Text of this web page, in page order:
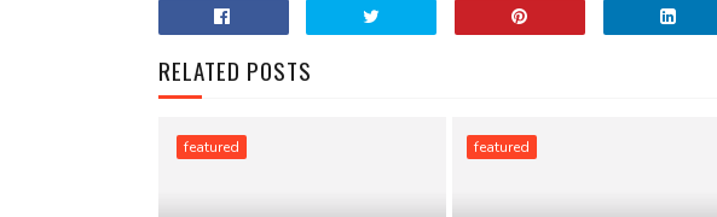
RELATED POSTS
featured featured